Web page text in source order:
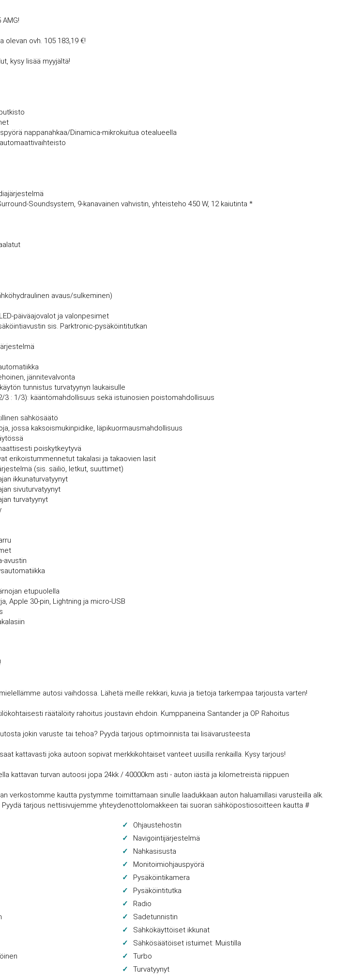
olevan ovh. 105 183,19 €!
kysy lisää myyjältä!
nappanahkaa/Dinamica-mikrokuitua otealueella
Soundsystem, 9-kanavainen vahvistin, yhteisteho 450 W, 12 kaiutinta *
avaus/sulkeminen)
päiväajovalot ja valonpesimet
sis. Parktronic-pysäköintitutkan
jännitevalvonta
tunnistus turvatyynyn laukaisulle
3 : 1/3): kääntömahdollisuus sekä istuinosien poistomahdollisuus
sähkösäätö
jossa kaksoismukinpidike, läpikuormausmahdollisuus
poiskytkeytyvä
erikoistummennetut takalasi ja takaovien lasit
(sis. säiliö, letkut, suuttimet)
ikkunaturvatyynyt
sivuturvatyynyt
turvatyynyt
avustin
etupuolella
Apple 30-pin, Lightning ja micro-USB
autosi vaihdossa. Lähetä meille rekkari, kuvia ja tietoja tarkempaa tarjousta varten!
räätälöity rahoitus joustavin ehdoin. Kumppaneina Santander ja OP Rahoitus
jokin varuste tai tehoa? Pyydä tarjous optimoinnista tai lisävarusteesta
kattavasti joka autoon sopivat merkkikohtaiset vanteet uusilla renkailla. Kysy tarjous!
kattavan turvan autoosi jopa 24kk / 40000km asti - auton iästä ja kilometreistä riippuen
verkostomme kautta pystymme toimittamaan sinulle laadukkaan auton haluamillasi varusteilla alk.
Pyydä tarjous nettisivujemme yhteydenottolomakkeen tai suoran sähköpostiosoitteen kautta #
Ohjaustehostin
Navigointijärjestelmä
Nahkasisusta
Monitoimiohjauspyörä
Pysäköintikamera
Pysäköintitutka
Radio
Sadetunnistin
Sähkökäyttöiset ikkunat
Sähkösäätöiset istuimet: Muistilla
Turbo
Turvatyynyt